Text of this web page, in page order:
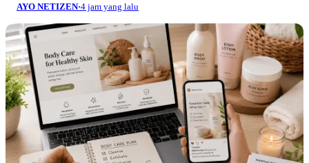
AYO NETIZEN·4 jam yang lalu